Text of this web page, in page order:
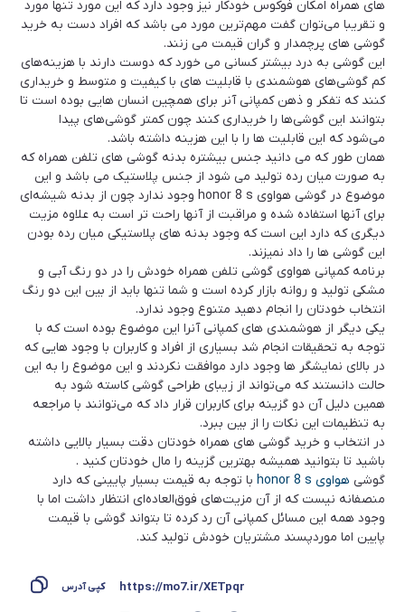
های همراه امکان فوکوس خودکار نیز وجود دارد که این مورد تنها مورد
و تقریبا می‌توان گفت مهم‌ترین مورد می باشد که افراد دست به خرید
گوشی های پرچمدار و گران قیمت می زنند.
این گوشی به درد بیشتر کسانی می خورد که دوست دارند با هزینه‌های
کم گوشی‌های هوشمندی با قابلیت های با کیفیت و متوسط و خریداری
کنند که تفکر و ذهن کمپانی آنر برای همچین انسان هایی بوده است تا
بتوانند این گوشی‌ها را خریداری کنند چون کمتر گوشی‌های پیدا
می‌شود که این قابلیت ها را با این هزینه داشته باشد.
همان طور که می دانید جنس بیشتره بدنه گوشی های تلفن همراه که
به صورت میان رده تولید می شود از جنس پلاستیک می باشد و این
موضوع در گوشی هواوی honor 8 s وجود ندارد چون از بدنه شیشه‌ای
برای آنها استفاده شده و مراقبت از آنها راحت تر است به علاوه مزیت
دیگری که دارد این است که وجود بدنه های پلاستیکی میان رده بودن
این گوشی ها را داد نمیزند.
برنامه کمپانی هواوی گوشی تلفن همراه خودش را در دو رنگ آبی و
مشکی تولید و روانه بازار کرده است و شما تنها باید از بین این دو رنگ
انتخاب خودتان را انجام دهید متنوع وجود ندارد.
یکی دیگر از هوشمندی های کمپانی آنرا این موضوع بوده است که با
توجه به تحقیقات انجام شد بسیاری از افراد و کاربران با وجود هایی که
در بالای نمایشگر ها وجود دارد موافقت نکردند و این موضوع را به این
حالت دانستند که می‌تواند از زیبای طراحی گوشی کاسته شود به
همین دلیل آن دو گزینه برای کاربران قرار داد که می‌توانند با مراجعه
به تنظیمات این نکات را از بین ببرد.
در انتخاب و خرید گوشی های همراه خودتان دقت بسیار بالایی داشته
باشید تا بتوانید همیشه بهترین گزینه را مال خودتان کنید .
گوشی هواوی honor 8 s
با توجه به قیمت بسیار پایینی که دارد
منصفانه نیست که از آن مزیت‌های فوق‌العاده‌ای انتظار داشت اما با
وجود همه این مسائل کمپانی آن رد کرده تا بتواند گوشی با قیمت
پایین اما موردپسند مشتریان خودش تولید کند.
https://mo7.ir/XETpqr کپی آدرس